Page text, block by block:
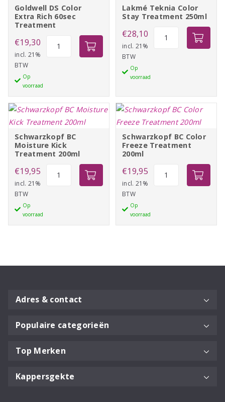
Goldwell DS Color
Extra Rich 60sec
Treatment
€19,30
incl. 21%
BTW
Op
voorraad
60sec
Treatment
Lakmé Teknia Color
Stay Treatment 250ml
€28,10
incl. 21%
BTW
Op
voorraad
250ml
aantal
Schwarzkopf BC
Moisture Kick
Treatment 200ml
€19,95
incl. 21%
BTW
Op
voorraad
Schwarzkopf
Schwarzkopf BC Color
Freeze Treatment
200ml
€19,95
incl. 21%
BTW
Op
voorraad
Schwarzkopf
Adres & contact
Populaire categorieën
Top Merken
Kappersgekte